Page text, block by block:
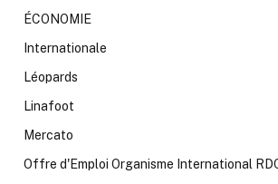
ÉCONOMIE
Internationale
Léopards
Linafoot
Mercato
Offre d'Emploi Organisme International